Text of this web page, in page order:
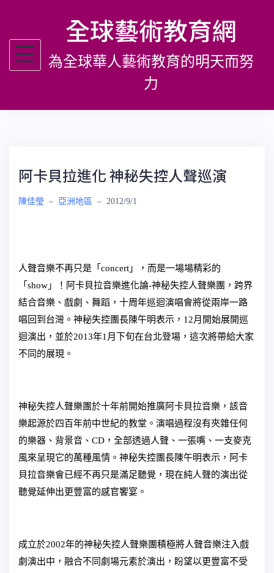
主
全球藝術教育網
為全球華人藝術教育的明天而努
力
阿卡貝拉進化 神秘失控人聲巡演
陳佳瑩 – 亞洲地區 – 2012/9/1
人聲音樂不再只是「concert」，而是一場場精彩的
「show」！阿卡貝拉音樂進化論-神秘失控人聲樂團，跨界
結合音樂、戲劇、舞蹈，十周年巡迴演唱會將從兩岸一路
唱回到台灣。神秘失控團長陳午明表示，12月開始展開巡
迴演出，並於2013年1月下旬在台北登場，這次將帶給大家
不同的展現。
神秘失控人聲樂團於十年前開始推廣阿卡貝拉音樂，該音
樂起源於四百年前中世紀的教堂。演唱過程沒有夾雜任何
的樂器、背景音、CD，全部透過人聲、一張嘴、一支麥克
風來呈現它的萬種風情。神秘失控團長陳午明表示，阿卡
貝拉音樂會已經不再只是滿足聽覺，現在純人聲的演出從
聽覺延伸出更豐富的感官饗宴。
成立於2002年的神秘失控人聲樂團積極將人聲音樂注入戲
劇演出中，融合不同劇場元素於演出，盼望以更豐富不受